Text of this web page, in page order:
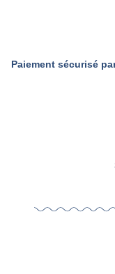
Paiement sécurisé